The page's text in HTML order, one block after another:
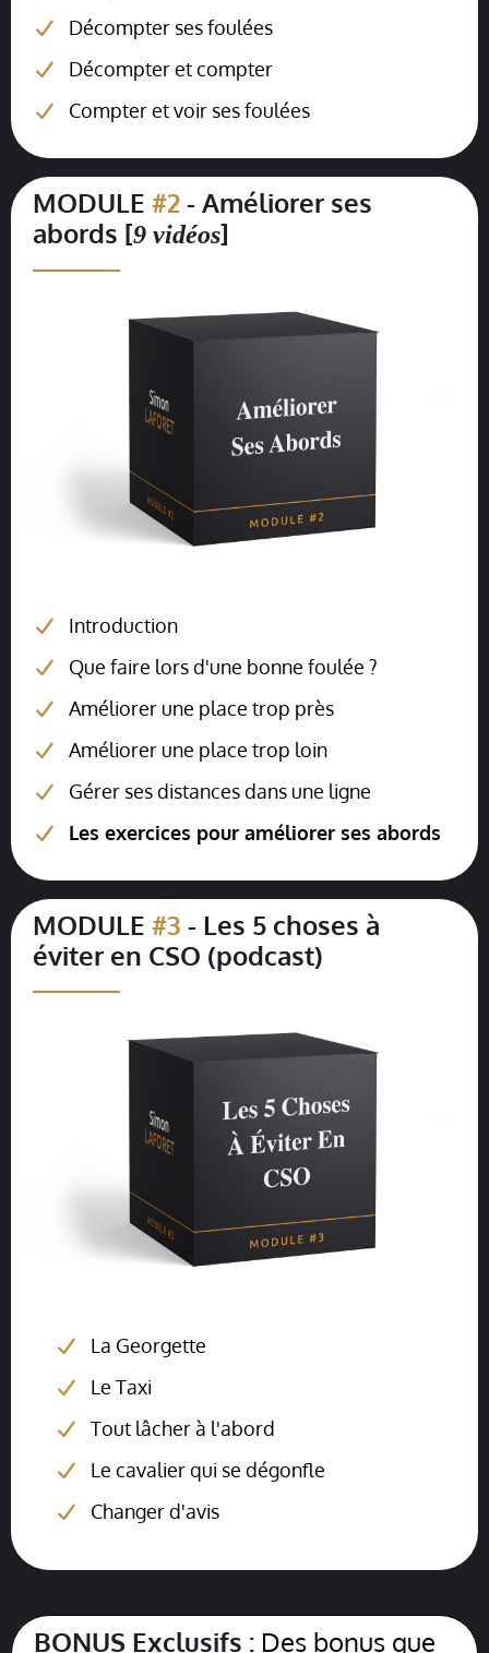
Décompter ses foulées
Décompter et compter
Compter et voir ses foulées
MODULE #2- Améliorer ses
abords [9 vidéos]
Introduction
Que faire lors d'une bonne foulée ?
Améliorer une place trop près
Améliorer une place trop loin
Gérer ses distances dans une ligne
Les exercices pour améliorer ses abords
MODULE #3 - Les 5 choses à
éviter en CSO (podcast)
La Georgette
Le Taxi
Tout lâcher à l'abord
Le cavalier qui se dégonfle
Changer d'avis
BONUS Exclusifs : Des bonus que